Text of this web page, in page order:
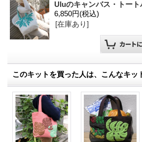
Uluのキャンバス・トー
6,850円(税込)
[在庫あり]
このキットを買った人は、こんなキッ